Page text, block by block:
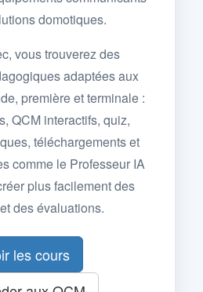
domotiques.
vous trouverez des
adaptées aux
première et terminale :
QCM interactifs, quiz,
téléchargements et
comme le Professeur IA
plus facilement des
des évaluations.
les cours